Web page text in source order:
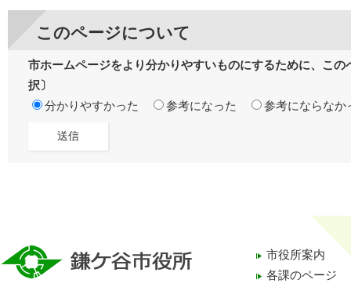
このページについて
市ホームページをより分かりやすいものにするために、こ
択〕
分かりやすかった
参考になった 参考にならなか
市役所案内
各課のページ